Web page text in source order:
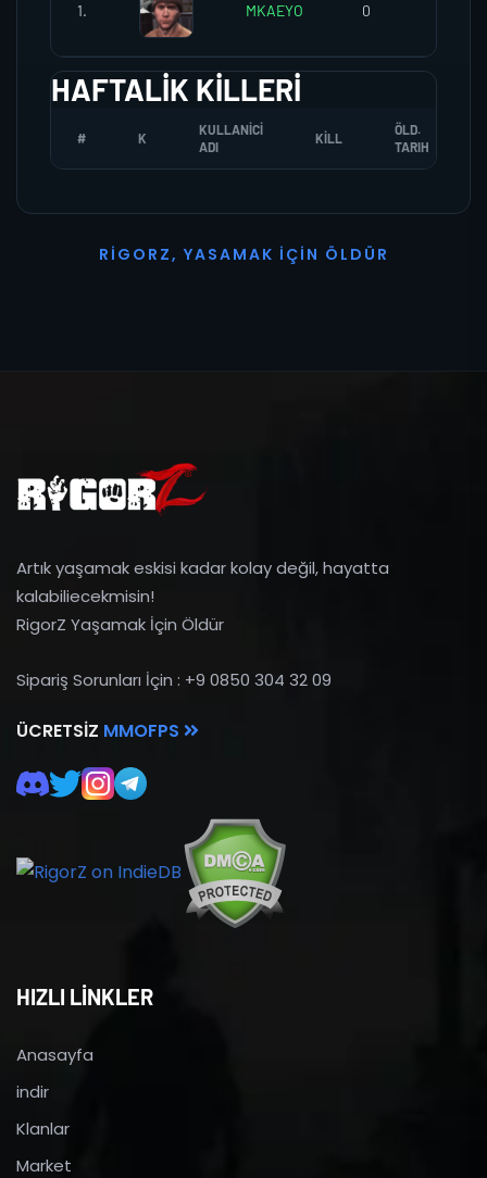
1. MKAEYO 0
HAFTALIK KILLERI
# K
KULLANICI
ADI
KILL
ÖLD.
TARIH
R I G O R Z, YASAMAK İ ÇI N Ö L D Ü R
Artık yaşamak eskisi kadar kolay değil, hayatta
kalabiliecekmisin!
RigorZ Yaşamak İçin Öldür
Sipariş Sorunları İçin : +9 0850 304 32 09
ÜCRETSIZ MMOFPS
HIZLI LİNKLER
Anasayfa
indir
Klanlar
Market